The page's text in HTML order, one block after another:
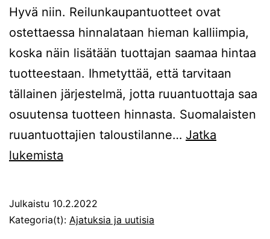
Hyvä niin. Reilunkaupantuotteet ovat
ostettaessa hinnalataan hieman kalliimpia,
koska näin lisätään tuottajan saamaa hintaa
tuotteestaan. Ihmetyttää, että tarvitaan
tällainen järjestelmä, jotta ruuantuottaja saa
osuutensa tuotteen hinnasta. Suomalaisten
ruuantuottajien taloustilanne… Jatka
lukemista
uhattuna
Julkaistu 10.2.2022
Kategoria(t): Ajatuksia ja uutisia